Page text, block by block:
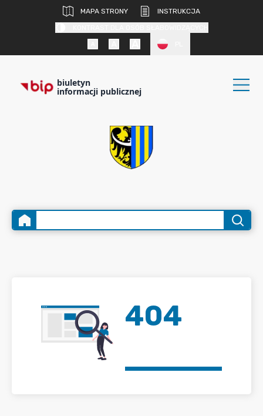
MAPA STRONY
INSTRUKCJA
biuletyn
informacji publicznej
404